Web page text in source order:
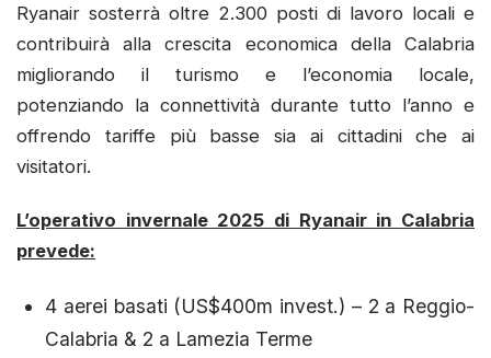
Ryanair sosterrà oltre 2.300 posti di lavoro locali e
contribuirà alla crescita economica della Calabria
migliorando il turismo e l’economia locale,
potenziando la connettività durante tutto l’anno e
offrendo tariffe più basse sia ai cittadini che ai
visitatori.
L’operativo invernale 2025 di Ryanair in Calabria
prevede:
4 aerei basati (US$400m invest.) – 2 a Reggio-
Calabria & 2 a Lamezia Terme